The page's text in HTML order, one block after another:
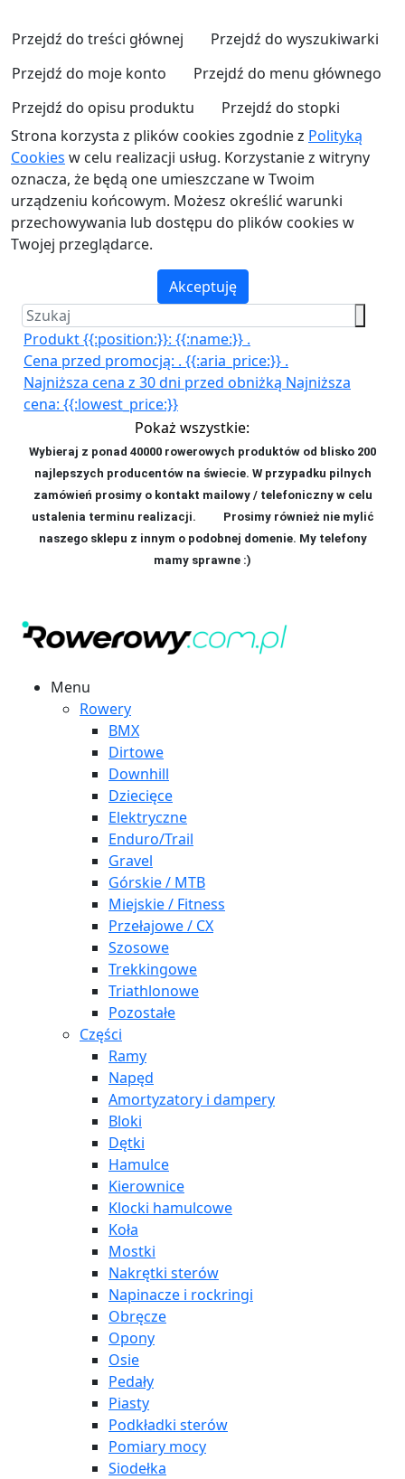
Przejdź do treści głównej
Przejdź do wyszukiwarki
Przejdź do moje konto
Przejdź do menu głównego
Przejdź do opisu produktu
Przejdź do stopki
Strona korzysta z plików cookies zgodnie z Polityką
Cookies w celu realizacji usług. Korzystanie z witryny
oznacza, że będą one umieszczane w Twoim
urządzeniu końcowym. Możesz określić warunki
przechowywania lub dostępu do plików cookies w
Twojej przeglądarce.
Akceptuję
Produkt {{:position:}}: {{:name:}} .
Cena przed promocją: . {{:aria_price:}} .
Najniższa cena z 30 dni przed obniżką Najniższa
cena: {{:lowest_price:}}
Pokaż wszystkie:
Wybieraj z ponad 40000 rowerowych produktów od blisko 200
najlepszych producentów na świecie. W przypadku pilnych
zamówień prosimy o kontakt mailowy / telefoniczny w celu
ustalenia terminu realizacji. Prosimy również nie mylić
naszego sklepu z innym o podobnej domenie. My telefony
mamy sprawne :)
Menu
Rowery
BMX
Dirtowe
Downhill
Dziecięce
Elektryczne
Enduro/Trail
Gravel
Górskie / MTB
Miejskie / Fitness
Przełajowe / CX
Szosowe
Trekkingowe
Triathlonowe
Pozostałe
Części
Ramy
Napęd
Amortyzatory i dampery
Bloki
Dętki
Hamulce
Kierownice
Klocki hamulcowe
Koła
Mostki
Nakrętki sterów
Napinacze i rockringi
Obręcze
Opony
Osie
Pedały
Piasty
Podkładki sterów
Pomiary mocy
Siodełka